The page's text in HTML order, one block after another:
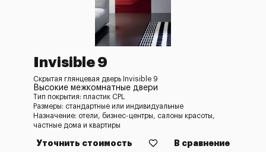
Invisible 9
Скрытая глянцевая дверь Invisible 9
Высокие межкомнатные двери
Тип покрытия: пластик CPL
Размеры: стандартные или индивидуальные
Назначение: отели, бизнес-центры, салоны красоты,
частные дома и квартиры
Уточнить стоимость В сравнение